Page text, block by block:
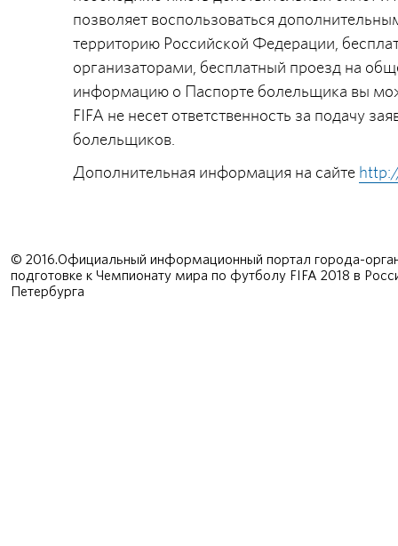
позволяет воспользоваться
территорию Российской Федерации,
организаторами, бесплатный проезд на
информацию о Паспорте болельщика вы
FIFA не несет ответственность за подачу
болельщиков.
Дополнительная информация на сайте
© 2016.Официальный информационный портал города-
подготовке к Чемпионату мира по футболу FIFA 2018 в
Петербурга